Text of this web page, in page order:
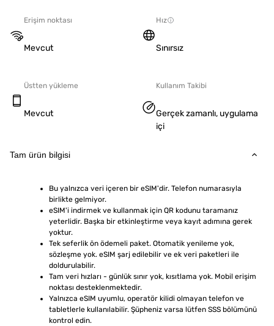
Erişim noktası
Mevcut
Hız
Sınırsız
Üstten yükleme
Mevcut
Kullanım Takibi
Gerçek zamanlı, uygulama
içi
Tam ürün bilgisi
Bu yalnızca veri içeren bir eSIM'dir. Telefon numarasıyla
birlikte gelmiyor.
eSIM'i indirmek ve kullanmak için QR kodunu taramanız
yeterlidir. Başka bir etkinleştirme veya kayıt adımına gerek
yoktur.
Tek seferlik ön ödemeli paket. Otomatik yenileme yok,
sözleşme yok. eSIM şarj edilebilir ve ek veri paketleri ile
doldurulabilir.
Tam veri hızları - günlük sınır yok, kısıtlama yok. Mobil erişim
noktası desteklenmektedir.
Yalnızca eSIM uyumlu, operatör kilidi olmayan telefon ve
tabletlerle kullanılabilir. Şüpheniz varsa lütfen SSS bölümünü
kontrol edin.